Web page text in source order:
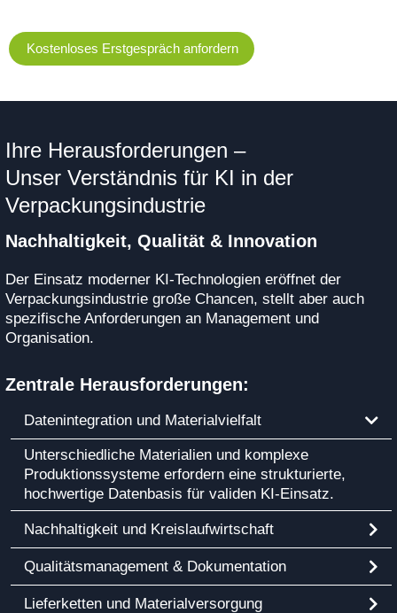
Kostenloses Erstgespräch anfordern
Ihre Herausforderungen –
Unser Verständnis für KI in der
Verpackungsindustrie
Nachhaltigkeit, Qualität & Innovation
Der Einsatz moderner KI-Technologien eröffnet der
Verpackungsindustrie große Chancen, stellt aber auch
spezifische Anforderungen an Management und
Organisation.
Zentrale Herausforderungen:
Datenintegration und Materialvielfalt
Unterschiedliche Materialien und komplexe
Produktionssysteme erfordern eine strukturierte,
hochwertige Datenbasis für validen KI-Einsatz.
Nachhaltigkeit und Kreislaufwirtschaft
Qualitätsmanagement & Dokumentation
Lieferketten und Materialversorgung